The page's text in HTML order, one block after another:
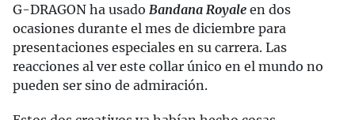
G-DRAGON ha usado Bandana Royale en dos
ocasiones durante el mes de diciembre para
presentaciones especiales en su carrera. Las
reacciones al ver este collar único en el mundo no
pueden ser sino de admiración.